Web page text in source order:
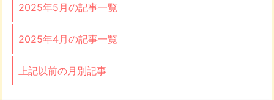
2025年5月の記事一覧
2025年4月の記事一覧
上記以前の月別記事